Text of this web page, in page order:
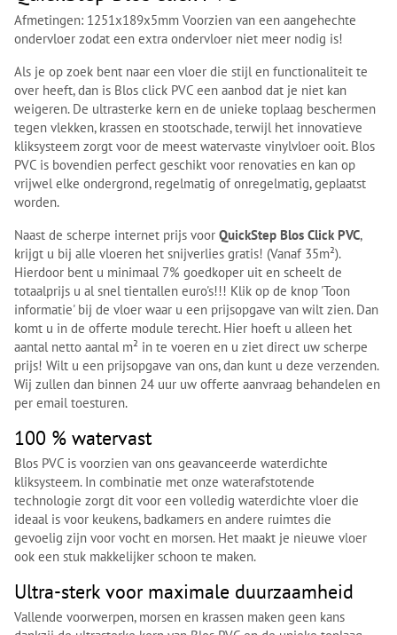
Afmetingen: 1251x189x5mm Voorzien van een aangehechte
ondervloer zodat een extra ondervloer niet meer nodig is!
Als je op zoek bent naar een vloer die stijl en functionaliteit te
over heeft, dan is Blos click PVC een aanbod dat je niet kan
weigeren. De ultrasterke kern en de unieke toplaag beschermen
tegen vlekken, krassen en stootschade, terwijl het innovatieve
kliksysteem zorgt voor de meest watervaste vinylvloer ooit. Blos
PVC is bovendien perfect geschikt voor renovaties en kan op
vrijwel elke ondergrond, regelmatig of onregelmatig, geplaatst
worden.
Naast de scherpe internet prijs voor QuickStep Blos Click PVC,
krijgt u bij alle vloeren het snijverlies gratis! (Vanaf 35m²).
Hierdoor bent u minimaal 7% goedkoper uit en scheelt de
totaalprijs u al snel tientallen euro's!!! Klik op de knop 'Toon
informatie' bij de vloer waar u een prijsopgave van wilt zien. Dan
komt u in de offerte module terecht. Hier hoeft u alleen het
aantal netto aantal m² in te voeren en u ziet direct uw scherpe
prijs! Wilt u een prijsopgave van ons, dan kunt u deze verzenden.
Wij zullen dan binnen 24 uur uw offerte aanvraag behandelen en
per email toesturen.
100 % watervast
Blos PVC is voorzien van ons geavanceerde waterdichte
kliksysteem. In combinatie met onze waterafstotende
technologie zorgt dit voor een volledig waterdichte vloer die
ideaal is voor keukens, badkamers en andere ruimtes die
gevoelig zijn voor vocht en morsen. Het maakt je nieuwe vloer
ook een stuk makkelijker schoon te maken.
Ultra-sterk voor maximale duurzaamheid
Vallende voorwerpen, morsen en krassen maken geen kans